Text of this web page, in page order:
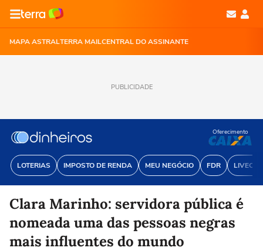
MAPA ASTRALTERRA MAILCENTRAL DO ASSINANTE
PUBLICIDADE
LOTERIAS IMPOSTO DE RENDA MEU NEGÓCIO FDR
Oferecimento
Clara Marinho: servidora pública é
nomeada uma das pessoas negras
mais influentes do mundo